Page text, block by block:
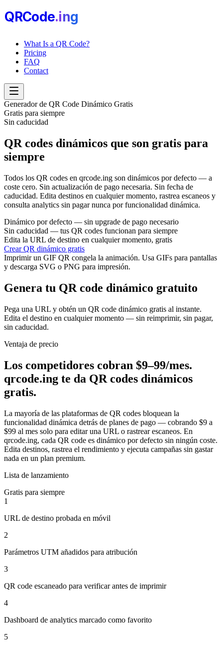
QRCode.ing
What Is a QR Code?
Pricing
FAQ
Contact
Generador de QR Code Dinámico Gratis
Gratis para siempre
Sin caducidad
QR codes dinámicos que son gratis para
siempre
Todos los QR codes en qrcode.ing son dinámicos por defecto — a
coste cero. Sin actualización de pago necesaria. Sin fecha de
caducidad. Edita destinos en cualquier momento, rastrea escaneos y
consulta analytics sin pagar nunca por funcionalidad dinámica.
Dinámico por defecto — sin upgrade de pago necesario
Sin caducidad — tus QR codes funcionan para siempre
Edita la URL de destino en cualquier momento, gratis
Crear QR dinámico gratis
Imprimir un GIF QR congela la animación. Usa GIFs para pantallas
y descarga SVG o PNG para impresión.
Genera tu QR code dinámico gratuito
Pega una URL y obtén un QR code dinámico gratis al instante.
Edita el destino en cualquier momento — sin reimprimir, sin pagar,
sin caducidad.
Ventaja de precio
Los competidores cobran $9–99/mes.
qrcode.ing te da QR codes dinámicos
gratis.
La mayoría de las plataformas de QR codes bloquean la
funcionalidad dinámica detrás de planes de pago — cobrando $9 a
$99 al mes solo para editar una URL o rastrear escaneos. En
qrcode.ing, cada QR code es dinámico por defecto sin ningún coste.
Edita destinos, rastrea el rendimiento y ejecuta campañas sin gastar
nada en un plan premium.
Lista de lanzamiento
Gratis para siempre
1
URL de destino probada en móvil
2
Parámetros UTM añadidos para atribución
3
QR code escaneado para verificar antes de imprimir
4
Dashboard de analytics marcado como favorito
5